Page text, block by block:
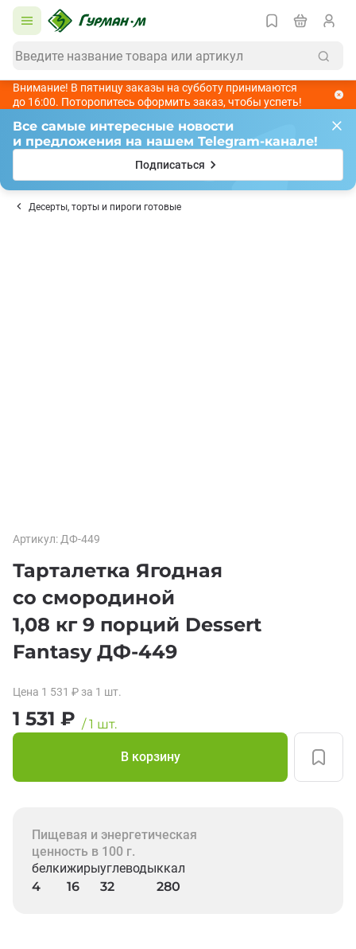
Внимание! В пятницу заказы на субботу принимаются
до 16:00. Поторопитесь оформить заказ, чтобы успеть!
Все самые интересные новости
и предложения на нашем Telegram-канале!
Подписаться
Десерты, торты и пироги готовые
Артикул: ДФ-449
Тарталетка Ягодная
со смородиной
1,08 кг 9 порций Dessert
Fantasy ДФ-449
Цена 1 531 ₽ за 1 шт.
1 531 ₽ /1 шт.
В корзину
Пищевая и энергетическая
ценность в 100 г.
белки
4
жиры
16
углеводы
32
ккал
280